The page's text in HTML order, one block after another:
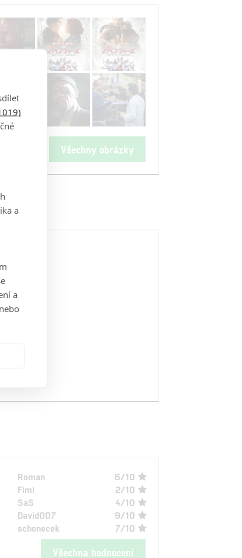
Všechny obrázky
Roman
6/10
Fimi
2/10
SaS
4/10
David007
9/10
schonecek
7/10
Všechna hodnocení
a
a
nebo